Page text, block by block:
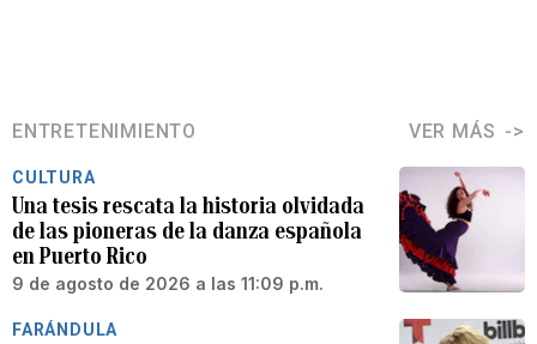
ENTRETENIMIENTO VER MÁS
CULTURA
Una tesis rescata la historia olvidada
de las pioneras de la danza española
en Puerto Rico
9 de agosto de 2026 a las 11:09 p.m.
FARÁNDULA